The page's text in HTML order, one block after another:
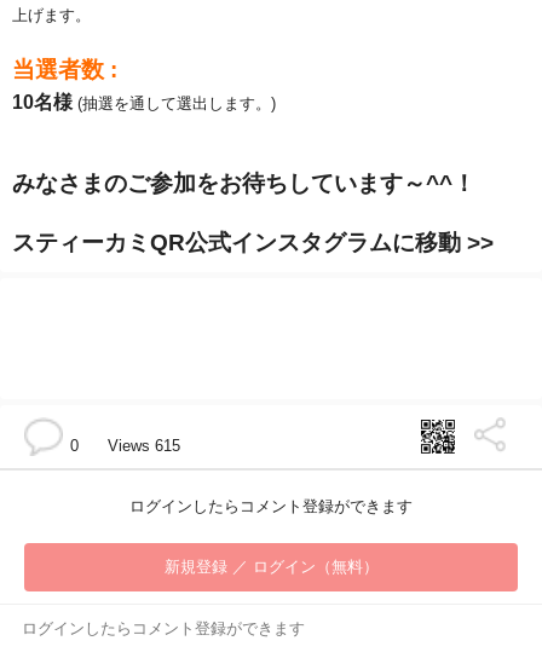
上げます。
当選者数 :
10名様 (抽選を通して選出します。)
みなさまのご参加をお待ちしています～^^！
スティーカミQR公式インスタグラムに移動 >>
0 Views 615
ログインしたらコメント登録ができます
新規登録 ／ ログイン（無料）